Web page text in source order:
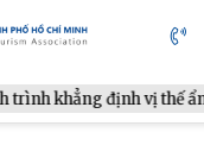
khẳng định vị thế ẩm